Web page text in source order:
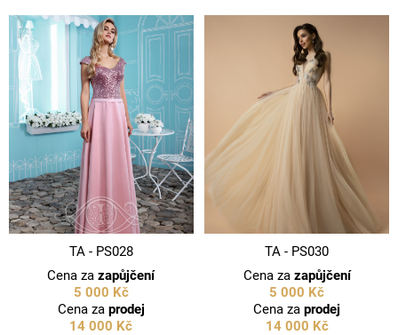
TA - PS028
Cena zazapůjčení
5 000 Kč
Cena za prodej
14 000 Kč
TA - PS030
Cena za zapůjčení
5 000 Kč
Cena zaprodej
14 000 Kč